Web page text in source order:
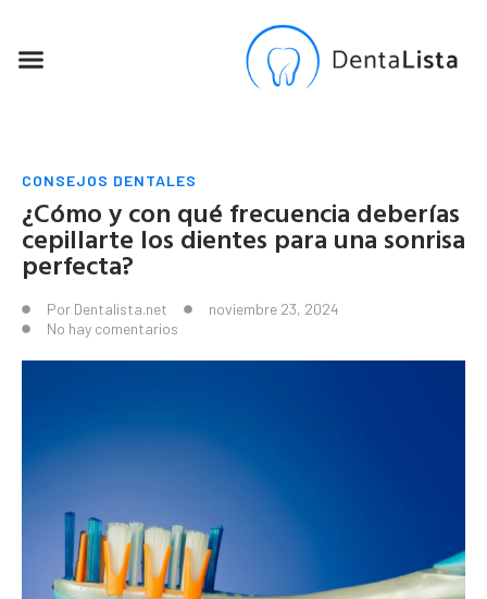
CONSEJOS DENTALES
¿Cómo y con qué frecuencia deberías
cepillarte los dientes para una sonrisa
perfecta?
Por Dentalista.net
noviembre 23, 2024
No hay comentarios